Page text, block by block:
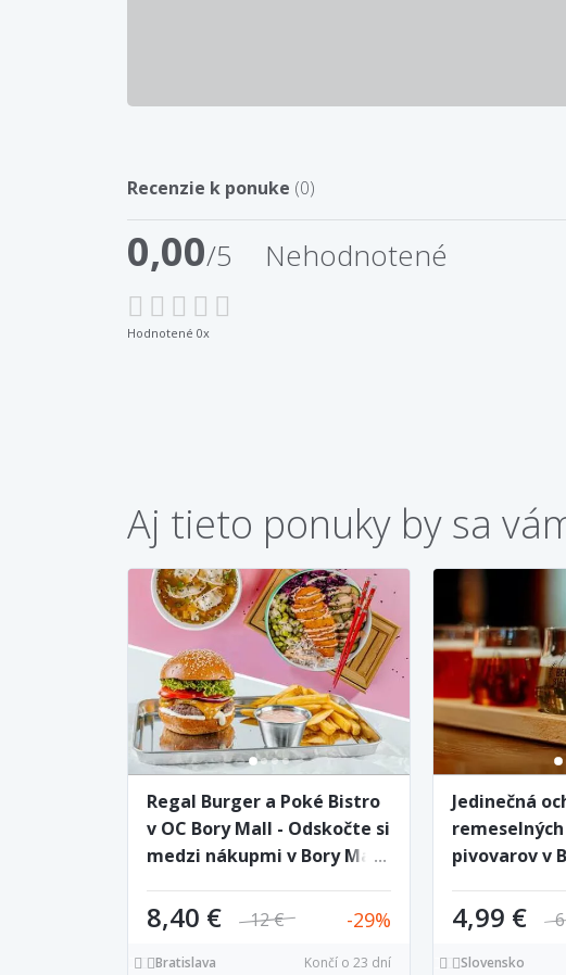
Recenzie k ponuke (0)
0,00/5 Nehodnotené
Hodnotené 0x
Aj tieto ponuky by sa
Regal Burger a Poké Bistro
v OC Bory Mall - Odskočte si
medzi nákupmi v Bory Mall
8,40 € 12 € 29
Bratislava Končí o 23 dní
Jedinečná
pivovarov v
4,99 €
Slovensko